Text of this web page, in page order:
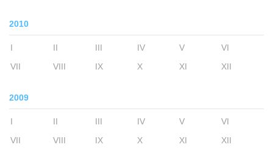
2010
I II III IV V
VI
VII
VIII IX X XI XII
2009
I II III IV V
VI
VII
VIII IX X XI XII